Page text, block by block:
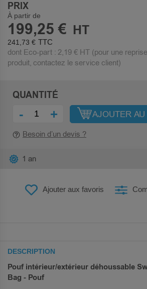
PRIX
À partir de
199,25 €
241,73 €
dont Eco-part : 2,19 € HT (pour une
produit, contactez le service client)
QUANTITÉ
- + AJOUTER AU
Besoin d’un devis ?
Ajouter aux favoris
1 an
DESCRIPTION
Pouf intérieur/extérieur déhoussable
Bag - Pouf